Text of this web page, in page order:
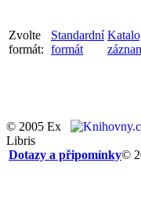
Zvolte
formát:
Standardní
formát
© 2005 Ex
Libris
©
Dotazy a připomínky